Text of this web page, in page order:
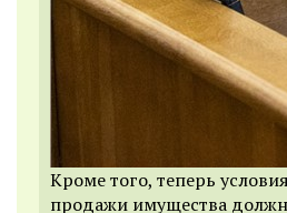
Кроме того, теперь
продажи имущества